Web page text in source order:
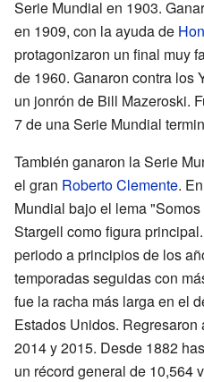
Serie Mundial en 1903.
en 1909, con la ayuda de
protagonizaron un final muy
de 1960. Ganaron contra los
un jonrón de Bill Mazeroski.
7 de una Serie Mundial
También ganaron la Serie
el gran Roberto Clemente.
Mundial bajo el lema
Stargell como figura
periodo a principios de los
temporadas seguidas con
fue la racha más larga en el
Estados Unidos.
2014 y 2015. Desde 1882
un récord general de 10,564